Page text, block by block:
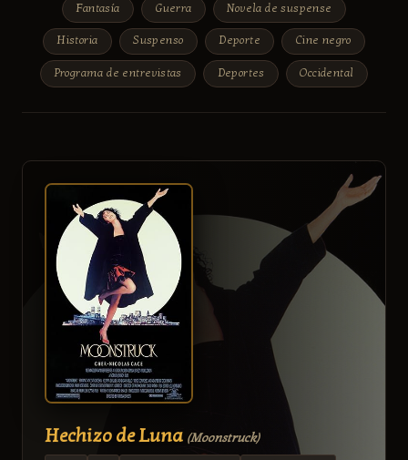
Fantasía Guerra Novela de suspense
Historia Suspenso Deporte Cine negro
Programa de entrevistas Deportes Occidental
Hechizo de Luna (Moonstruck)